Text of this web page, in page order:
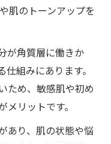
肌のトーンアップを
が角質層に働きか
組みにあります。
ため、敏感肌や初め
リットです。
あり、肌の状態や悩